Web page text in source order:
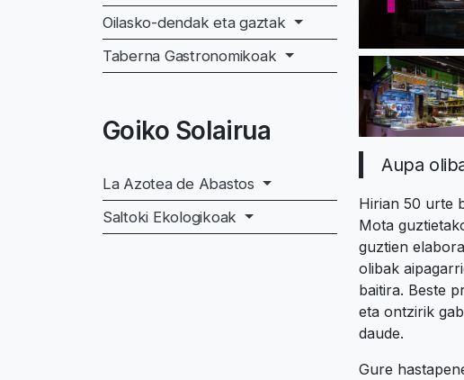
Aupa
Hirian 50 urte
Mota
guztien
olibak
baitira. Beste
eta ontzirik
daude.
Gure
Oilasko-dendak eta gaztak
Taberna Gastronomikoak
Goiko Solairua
La Azotea de Abastos
Saltoki Ekologikoak